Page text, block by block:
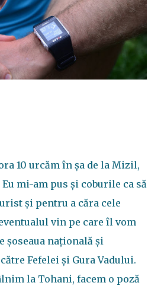
10 urcăm în șa de la Mizil,
mi-am pus și coburile ca să
și pentru a căra cele
vin pe care îl vom
șoseaua națională și
Fefelei și Gura Vadului.
la Tohani, facem o poză